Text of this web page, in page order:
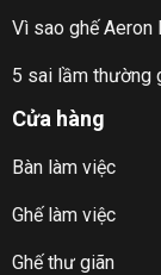
Vì sao ghế Aeron
5 sai lầm thường
Cửa hàng
Bàn làm việc
Ghế làm việc
Ghế thư giãn